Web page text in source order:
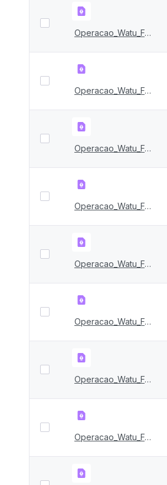
Operacao_Watu_FASE_XIV
Operacao_Watu_FASE_XIII
Operacao_Watu_FASE_XII
Operacao_Watu_FASE_XI
Operacao_Watu_FASE_X
Operacao_Watu_FASE_vIII
Operacao_Watu_FASE_VII
Operacao_Watu_FASE_VI